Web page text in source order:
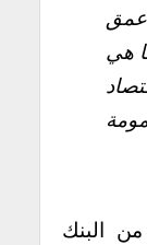
هي
البنك